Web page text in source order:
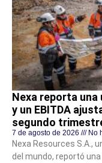
Nexa reporta una
y un EBITDA
segundo
7 de agosto de 2026 No
Nexa Resources S.A.,
del mundo, reportó